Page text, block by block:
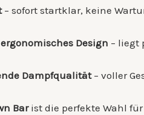
– sofort startklar, keine
Design – liegt
Dampfqualität– voller
Barist die perfekte Wahl